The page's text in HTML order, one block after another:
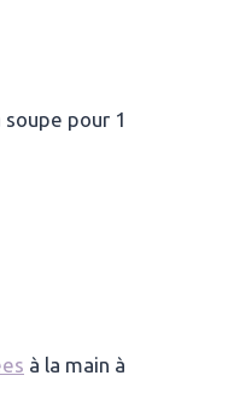
pour 1
à la main à